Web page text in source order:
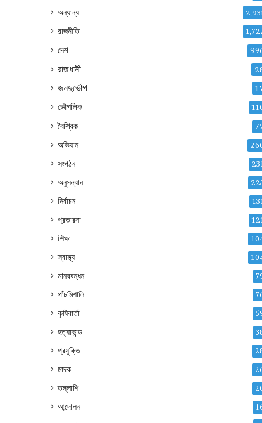
অন্যান্য
রাজনীতি
দেশ
রাজধানী
জনদুর্ভোগ
ভৌগলিক
বৈশ্বিক
অভিযান
সংগঠন
অনুসন্ধান
নির্বাচন
প্রতারনা
শিক্ষা
স্বাস্থ্য
মানববন্ধন
পাঁচমিশালি
কৃষিবার্তা
হত্যাকান্ড
প্রযুক্তি
মাদক
তল্লাশি
আন্দোলন